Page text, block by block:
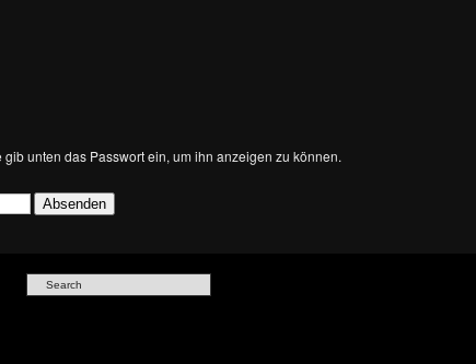
unten das Passwort ein, um ihn anzeigen zu können.